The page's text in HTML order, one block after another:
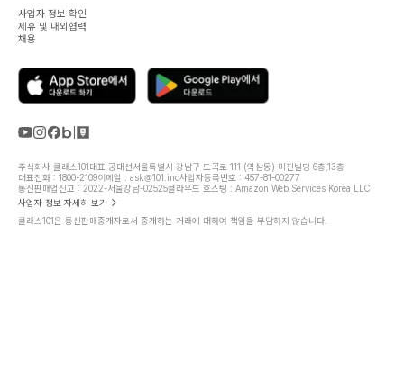
사업자 정보 확인
제휴 및 대외협력
채용
주식회사 클래스101 대표 공대선서울특별시 강남구 도곡로 111 (역삼동) 미진빌딩 6층,13층
대표전화 : 1800-2109이메일 : ask@101.inc사업자등록번호 : 457-81-00277
통신판매업신고 : 2022-서울강남-02525클라우드 호스팅 : Amazon Web Services Korea LLC
사업자 정보 자세히 보기
클래스101은 통신판매중개자로서 중개하는 거래에 대하여 책임을 부담하지 않습니다.